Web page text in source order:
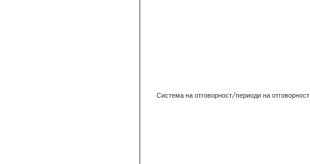
Система на отговорност/периоди на отговорност